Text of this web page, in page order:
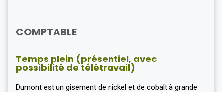
COMPTABLE
Temps plein (présentiel, avec
possibilité de télétravail)
Dumont est un gisement de nickel et de cobalt à grande